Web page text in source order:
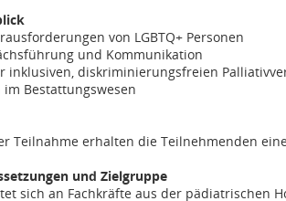
von LGBTQ+ Personen
und Kommunikation
inklusiven, diskriminierungsfreien
im Bestattungswesen
Teilnahme erhalten die Teilnehmenden
und Zielgruppe
sich an Fachkräfte aus der pädiatrischen